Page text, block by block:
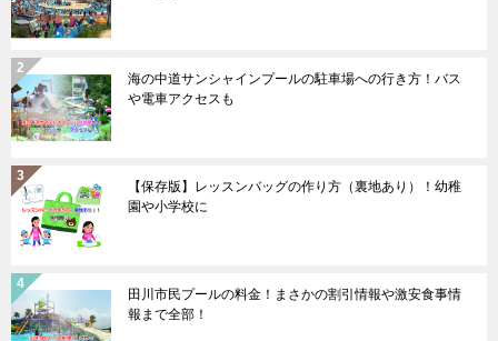
海の中道サンシャインプールの駐車場への行き方！バス
や電車アクセスも
【保存版】レッスンバッグの作り方（裏地あり）！幼稚
園や小学校に
田川市民プールの料金！まさかの割引情報や激安食事情
報まで全部！